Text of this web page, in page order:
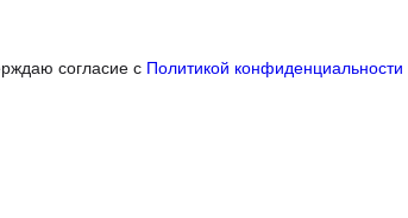
согласие с Политикой конфиденциальности